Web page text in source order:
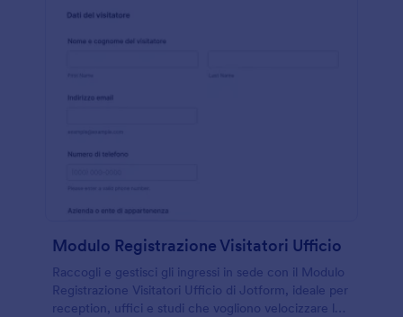
Modulo Registrazione Visitatori Ufficio
Raccogli e gestisci gli ingressi in sede con il Modulo
Registrazione Visitatori Ufficio di Jotform, ideale per
reception, uffici e studi che vogliono velocizzare la